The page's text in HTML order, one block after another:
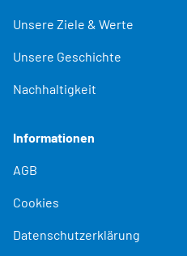
Unsere Ziele & Werte
Unsere Geschichte
Nachhaltigkeit
Informationen
AGB
Cookies
Datenschutzerklärung